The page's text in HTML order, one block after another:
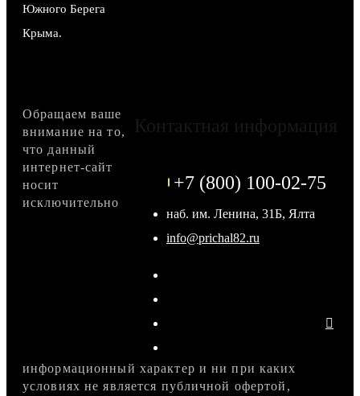
Южного Берега
Крыма.
Контактная информация
+7 (800) 100-02-75
наб. им. Ленина, 31Б, Ялта
info@prichal82.ru
Обращаем ваше
внимание на то,
что данный
интернет-сайт
носит
исключительно
информационный характер и ни при каких
условиях не является публичной офертой,